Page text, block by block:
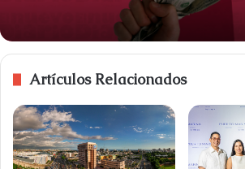
Artículos Relacionados